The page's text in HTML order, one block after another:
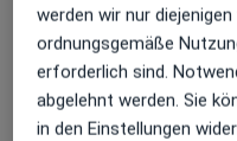
Einjährige
Stuttgart
werden wir nur
ordnungsgemäße
erforderlich sind.
abgelehnt werden. Sie
in den Einstellungen